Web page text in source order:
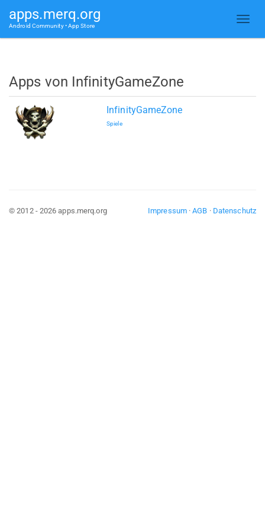
apps.merq.org
Android Community • App Store
Apps von InfinityGameZone
InfinityGameZone
Spiele
Impressum·AGB · Datenschutz
© 2012 - 2026 apps.merq.org